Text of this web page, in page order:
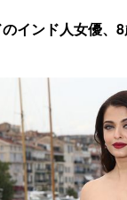
インド人女優、